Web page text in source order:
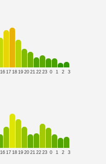
16 17 18 19 20 21 22 23 0 1 2 3
16 17 18 19 20 21 22 23 0 1 2 3